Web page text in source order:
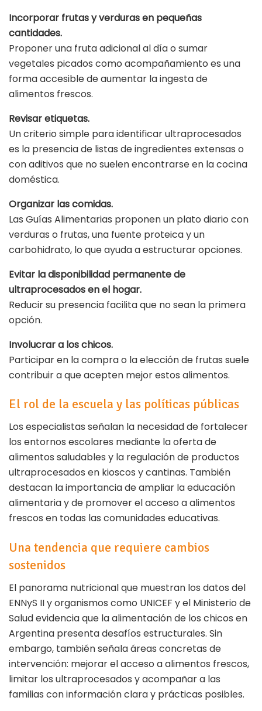
Incorporar frutas y verduras en pequeñas
cantidades.
Proponer una fruta adicional al día o sumar
vegetales picados como acompañamiento es una
forma accesible de aumentar la ingesta de
alimentos frescos.
Revisar etiquetas.
Un criterio simple para identificar ultraprocesados
es la presencia de listas de ingredientes extensas o
con aditivos que no suelen encontrarse en la cocina
doméstica.
Organizar las comidas.
Las Guías Alimentarias proponen un plato diario con
verduras o frutas, una fuente proteica y un
carbohidrato, lo que ayuda a estructurar opciones.
Evitar la disponibilidad permanente de
ultraprocesados en el hogar.
Reducir su presencia facilita que no sean la primera
opción.
Involucrar a los chicos.
Participar en la compra o la elección de frutas suele
contribuir a que acepten mejor estos alimentos.
El rol de la escuela y las políticas públicas
Los especialistas señalan la necesidad de fortalecer
los entornos escolares mediante la oferta de
alimentos saludables y la regulación de productos
ultraprocesados en kioscos y cantinas. También
destacan la importancia de ampliar la educación
alimentaria y de promover el acceso a alimentos
frescos en todas las comunidades educativas.
Una tendencia que requiere cambios
sostenidos
El panorama nutricional que muestran los datos del
ENNyS II y organismos como UNICEF y el Ministerio de
Salud evidencia que la alimentación de los chicos en
Argentina presenta desafíos estructurales. Sin
embargo, también señala áreas concretas de
intervención: mejorar el acceso a alimentos frescos,
limitar los ultraprocesados y acompañar a las
familias con información clara y prácticas posibles.